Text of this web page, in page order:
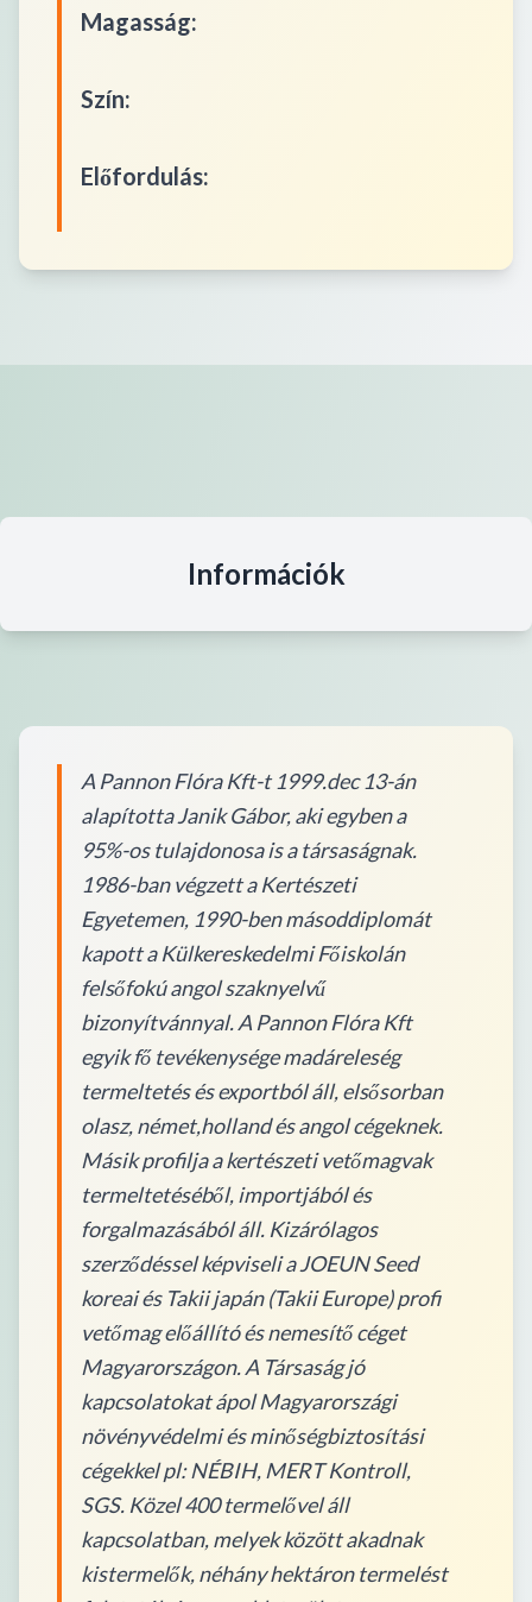
Magasság:
Szín:
Előfordulás:
Információk
A Pannon Flóra Kft-t 1999.dec 13-án
alapította Janik Gábor, aki egyben a
95%-os tulajdonosa is a társaságnak.
1986-ban végzett a Kertészeti
Egyetemen, 1990-ben másoddiplomát
kapott a Külkereskedelmi Főiskolán
felsőfokú angol szaknyelvű
bizonyítvánnyal. A Pannon Flóra Kft
egyik fő tevékenysége madáreleség
termeltetés és exportból áll, elsősorban
olasz, német,holland és angol cégeknek.
Másik profilja a kertészeti vetőmagvak
termeltetéséből, importjából és
forgalmazásából áll. Kizárólagos
szerződéssel képviseli a JOEUN Seed
koreai és Takii japán (Takii Europe) profi
vetőmag előállító és nemesítő céget
Magyarországon. A Társaság jó
kapcsolatokat ápol Magyarországi
növényvédelmi és minőségbiztosítási
cégekkel pl: NÉBIH, MERT Kontroll,
SGS. Közel 400 termelővel áll
kapcsolatban, melyek között akadnak
kistermelők, néhány hektáron termelést